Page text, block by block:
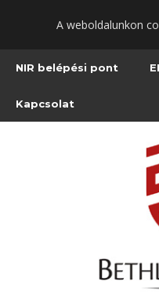
tartalomra
A weboldalunkon
NIR belépési pont
Kapcsolat